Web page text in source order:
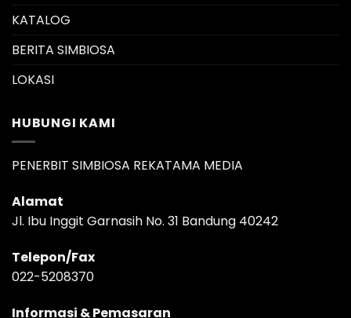
KATALOG
BERITA SIMBIOSA
LOKASI
HUBUNGI KAMI
PENERBIT SIMBIOSA REKATAMA MEDIA
Alamat
Jl. Ibu Inggit Garnasih No. 31 Bandung 40242
Telepon/Fax
022-5208370
Informasi & Pemasaran